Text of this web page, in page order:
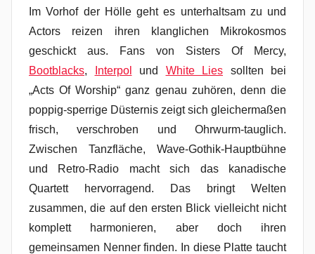
Im Vorhof der Hölle geht es unterhaltsam zu und
Actors reizen ihren klanglichen Mikrokosmos
geschickt aus. Fans von Sisters Of Mercy,
Bootblacks, Interpol und White Lies sollten bei
„Acts Of Worship“ ganz genau zuhören, denn die
poppig-sperrige Düsternis zeigt sich gleichermaßen
frisch, verschroben und Ohrwurm-tauglich.
Zwischen Tanzfläche, Wave-Gothik-Hauptbühne
und Retro-Radio macht sich das kanadische
Quartett hervorragend. Das bringt Welten
zusammen, die auf den ersten Blick vielleicht nicht
komplett harmonieren, aber doch ihren
gemeinsamen Nenner finden. In diese Platte taucht